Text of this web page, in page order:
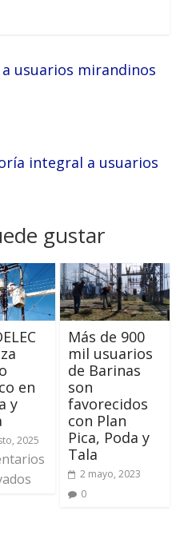
a usuarios mirandinos
integral a usuarios
gustar
en
y
2025
Más de 900
mil usuarios
de Barinas
son
favorecidos
con Plan
Pica, Poda y
Tala
2 mayo, 2023
0